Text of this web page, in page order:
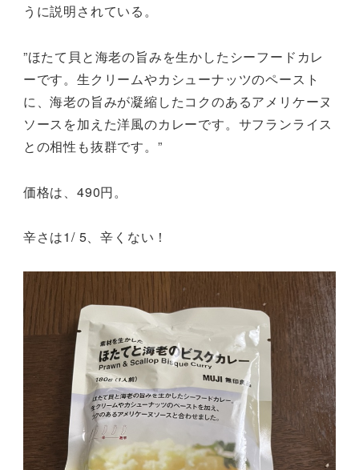
うに説明されている。
”ほたて貝と海老の旨みを生かしたシーフードカレ
ーです。生クリームやカシューナッツのペースト
に、海老の旨みが凝縮したコクのあるアメリケーヌ
ソースを加えた洋風のカレーです。サフランライス
との相性も抜群です。”
価格は、490円。
辛さは1/ 5、辛くない！